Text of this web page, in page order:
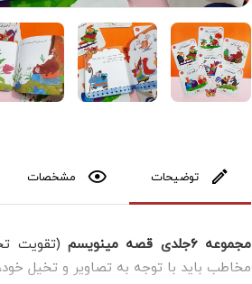
توضیحات مشخصات
مجموعه ۶جلدی قصه مینویسم
(تقویت
مخاطب باید با توجه به تصاویر و تخیل